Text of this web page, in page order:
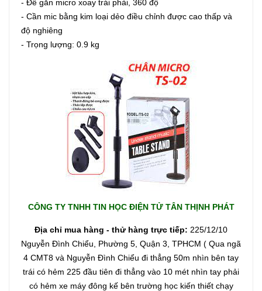
- Đế gắn micro xoay trái phải, 360 độ
- Cần mic bằng kim loại dẻo điều chỉnh được cao thấp và
độ nghiêng
- Trọng lượng: 0.9 kg
CÔNG TY TNHH TIN HỌC ĐIỆN TỬ TÂN THỊNH PHÁT
Địa chỉ mua hàng - thử hàng trực tiếp: 225/12/10
Nguyễn Đình Chiểu, Phường 5, Quận 3, TPHCM ( Qua ngã
4 CMT8 và Nguyễn Đình Chiểu đi thẳng 50m nhìn bên tay
trái có hẻm 225 đầu tiên đi thẳng vào 10 mét nhìn tay phải
có hẻm xe máy đông kế bên trường học kiến thiết chạy